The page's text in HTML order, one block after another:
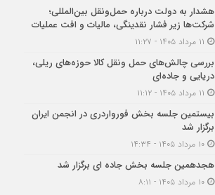
هشدار به دولت درباره حمل‌ونقل بین‌المللی؛
شرکت‌ها زیر فشار نقدینگی، مالیات و افت عملیات
بررسی چالش‌های حمل ونقل کالا حوزه‌های ریلی،
دریایی و جاده‌ای
بیستمین جلسه بخش فورواردری در انجمن ایران
برگزار شد
۱۰ مرداد ۱۴۰۵ - ۱۴:۳۴
هجدهمین جلسه بخش جاده ای برگزار شد
۱۰ مرداد ۱۴۰۵ - ۸:۱۱